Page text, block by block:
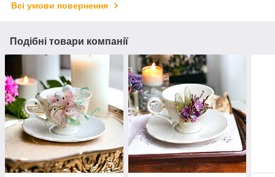
Всі умови повернення
Подібні товари компанії